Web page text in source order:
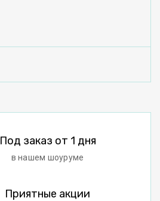
Под заказ от 1 дня
в нашем шоуруме
Приятные акции